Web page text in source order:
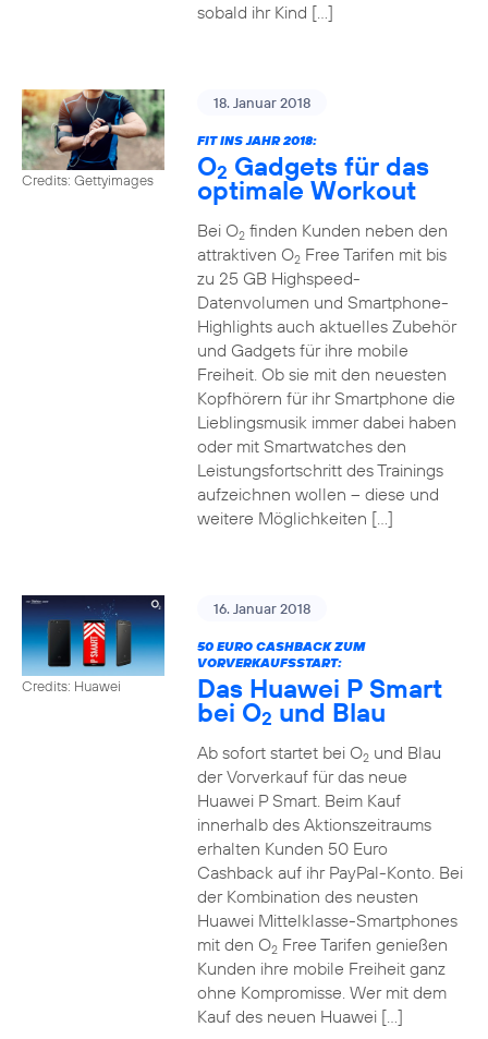
sobald ihr Kind […]
Credits: Gettyimages
18. Januar 2018
FIT INS JAHR 2018:
O2 Gadgets für das
optimale Workout
Bei O2finden Kunden neben den
attraktiven O2Free Tarifen mit bis
zu 25 GB Highspeed-
Datenvolumen und Smartphone-
Highlights auch aktuelles Zubehör
und Gadgets für ihre mobile
Freiheit. Ob sie mit den neuesten
Kopfhörern für ihr Smartphone die
Lieblingsmusik immer dabei haben
oder mit Smartwatches den
Leistungsfortschritt des Trainings
aufzeichnen wollen – diese und
weitere Möglichkeiten […]
Credits: Huawei
16. Januar 2018
50 EURO CASHBACK ZUM
VORVERKAUFSSTART:
Das Huawei P Smart
bei O2 und Blau
Ab sofort startet bei O2und Blau
der Vorverkauf für das neue
Huawei P Smart. Beim Kauf
innerhalb des Aktionszeitraums
erhalten Kunden 50 Euro
Cashback auf ihr PayPal-Konto. Bei
der Kombination des neusten
Huawei Mittelklasse-Smartphones
mit den O2Free Tarifen genießen
Kunden ihre mobile Freiheit ganz
ohne Kompromisse. Wer mit dem
Kauf des neuen Huawei […]